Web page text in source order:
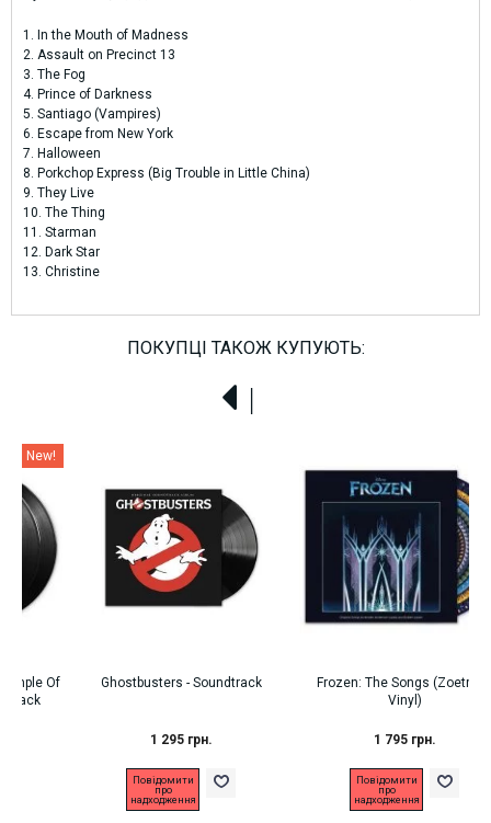
1. In the Mouth of Madness
2. Assault on Precinct 13
3. The Fog
4. Prince of Darkness
5. Santiago (Vampires)
6. Escape from New York
7. Halloween
8. Porkchop Express (Big Trouble in Little China)
9. They Live
10. The Thing
11. Starman
12. Dark Star
13. Christine
ПОКУПЦІ ТАКОЖ КУПУЮТЬ:
Ghostbusters - Soundtrack
1 295 грн.
Повідомити
надходження
Frozen: The Songs (Zoetrope
1 795 грн.
Повідомити
надходження